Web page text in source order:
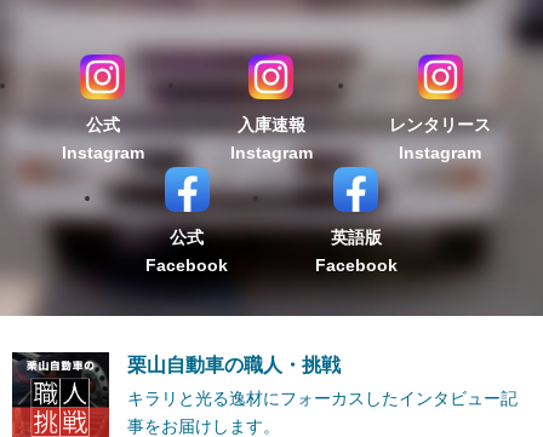
公式
Instagram
入庫速報
Instagram
レンタリース
Instagram
公式
Facebook
英語版
Facebook
栗山自動車の職人・挑戦
キラリと光る逸材にフォーカスしたインタビュー記
事をお届けします。